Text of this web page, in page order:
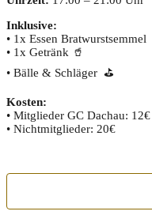
Inklusive:
• 1x Essen Bratwurstsemmel
• 1x Getränk 🥤
• Bälle & Schläger ⛳
Kosten:
• Mitglieder GC Dachau: 12€
• Nichtmitglieder: 20€